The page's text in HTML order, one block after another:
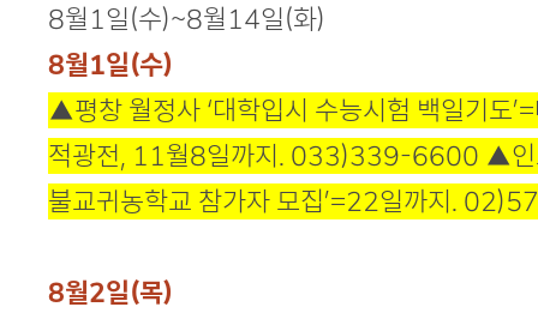
8월1일(수)~8월14일(화)
8월1일(수)
▲평창 월정사 ‘대학입시 수능시험 백일기도
적광전, 11월8일까지. 033)339-6600 ▲인
불교귀농학교 참가자 모집’=22일까지.
8월2일(목)